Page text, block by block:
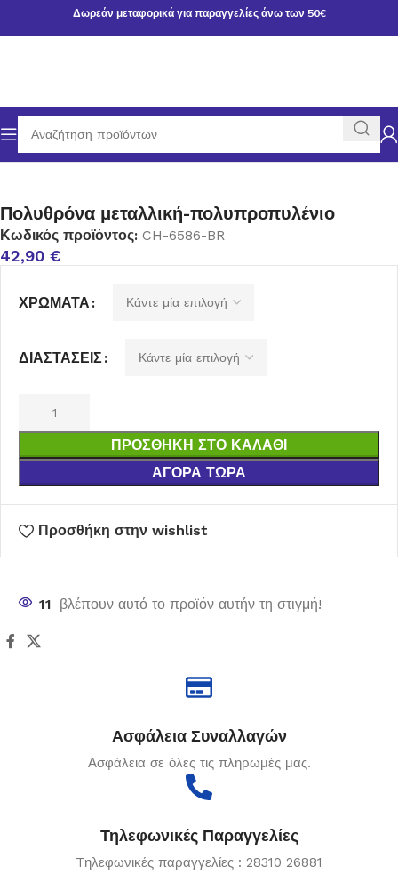
Δωρεάν μεταφορικά για παραγγελίες άνω των 50€
Αρχική σελίδα ΕΠΙΠΛΑ ΚΗΠΟΥ
Πολυθρόνα μεταλλική-πολυπροπυλένιο
Κωδικός προϊόντος: CH-6586-BR
42,90 €
ΧΡΏΜΑΤΑ
ΔΙΑΣΤΆΣΕΙΣ
ΠΡΟΣΘΉΚΗ ΣΤΟ ΚΑΛΆΘΙ
ΑΓΟΡΆ ΤΏΡΑ
Προσθήκη στην wishlist
11 βλέπουν αυτό το προϊόν αυτήν τη στιγμή!
Ασφάλεια Συναλλαγών
Ασφάλεια σε όλες τις πληρωμές μας.
Τηλεφωνικές Παραγγελίες
Tηλεφωνικές παραγγελίες : 28310 26881